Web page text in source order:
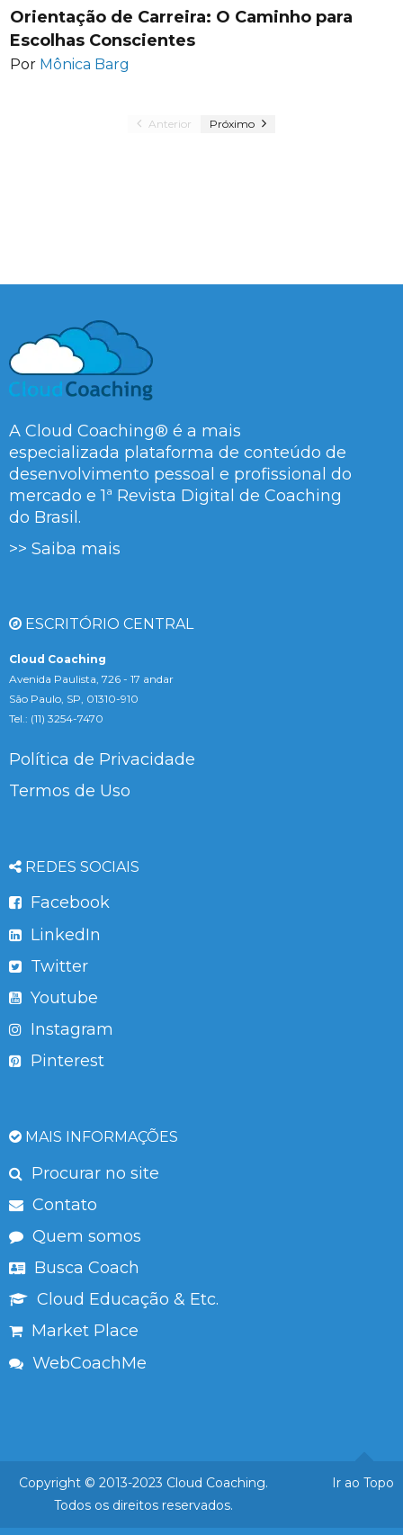
Orientação de Carreira: O Caminho para
Escolhas Conscientes
Por Mônica Barg
Anterior Próximo
A Cloud Coaching® é a mais
especializada plataforma de conteúdo de
desenvolvimento pessoal e profissional do
mercado e 1ª Revista Digital de Coaching
do Brasil.
>> Saiba mais
ESCRITÓRIO CENTRAL
Cloud Coaching
Avenida Paulista, 726 - 17 andar
São Paulo, SP, 01310-910
Tel.: (11) 3254-7470
Política de Privacidade
Termos de Uso
REDES SOCIAIS
Facebook
LinkedIn
Twitter
Youtube
Instagram
Pinterest
MAIS INFORMAÇÕES
Procurar no site
Contato
Quem somos
Busca Coach
Cloud Educação & Etc.
Market Place
WebCoachMe
Ir ao Topo
Copyright © 2013-2023 Cloud Coaching.
Todos os direitos reservados.